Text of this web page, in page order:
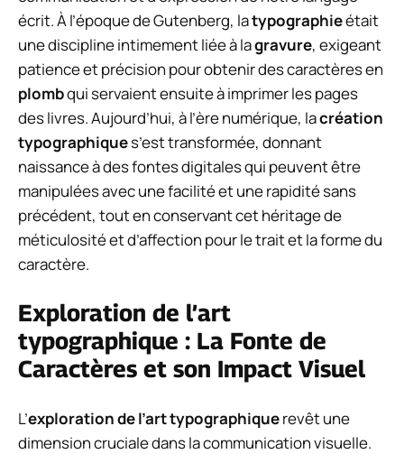
écrit. À l’époque de Gutenberg, latypographieétait
une discipline intimement liée à lagravure, exigeant
patience et précision pour obtenir des caractères en
plombqui servaient ensuite à imprimer les pages
des livres. Aujourd’hui, à l’ère numérique, lacréation
typographiques’est transformée, donnant
naissance à des fontes digitales qui peuvent être
manipulées avec une facilité et une rapidité sans
précédent, tout en conservant cet héritage de
méticulosité et d’affection pour le trait et la forme du
caractère.
Exploration de l’art
typographique : La Fonte de
Caractères et son Impact Visuel
L’exploration de l’art typographiquerevêt une
dimension cruciale dans la communication visuelle.